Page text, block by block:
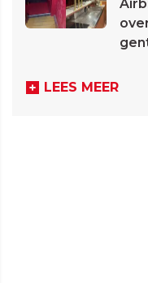
LEES MEER